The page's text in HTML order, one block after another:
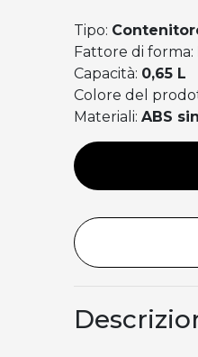
Tipo:
Fattore di forma:
Capacità: 0,65 L
Colore del
Materiali:ABS